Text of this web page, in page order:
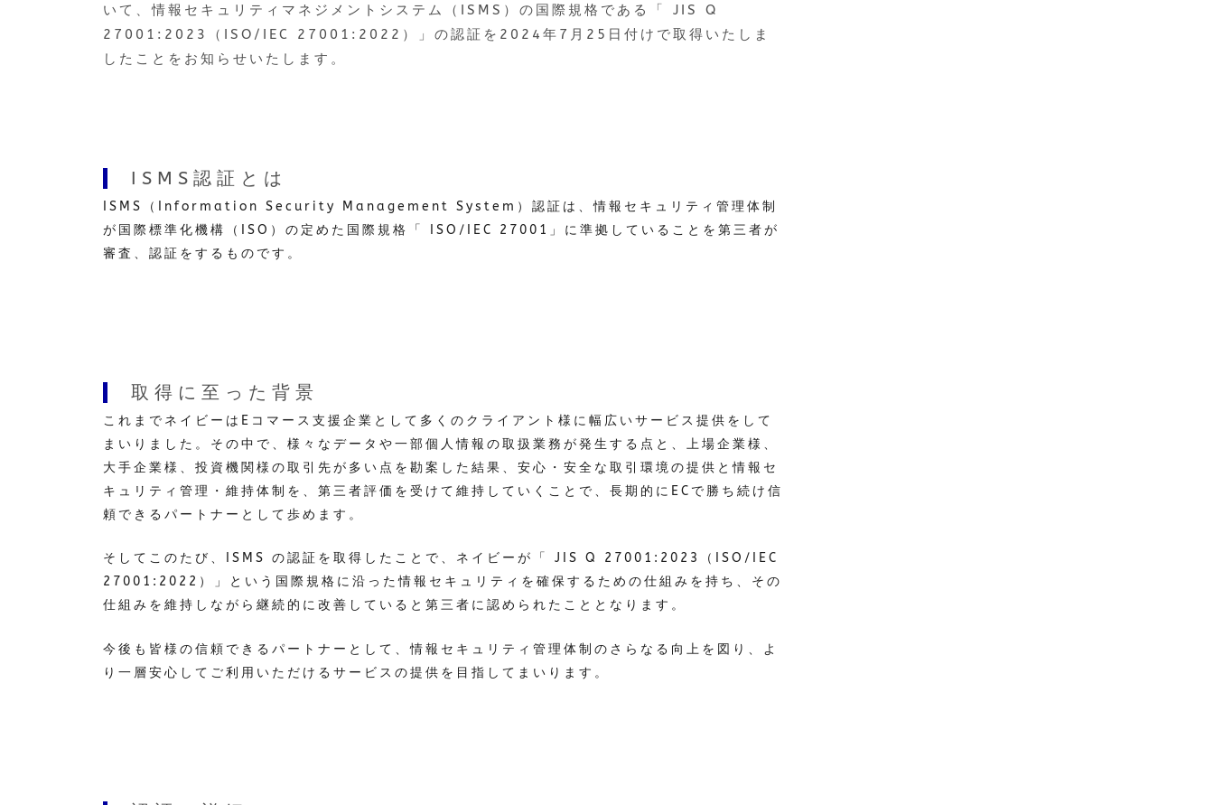
いて、情報セキュリティマネジメントシステム（ISMS）の国際規格である「 JIS Q
27001:2023（ISO/IEC 27001:2022）」の認証を2024年7月25日付けで取得いたしま
したことをお知らせいたします。
ISMS認証とは
ISMS（Information Security Management System）認証は、情報セキュリティ管理体制
が国際標準化機構（ISO）の定めた国際規格「 ISO/IEC 27001」に準拠していることを第三者が
審査、認証をするものです。
取得に至った背景
これまでネイビーはEコマース支援企業として多くのクライアント様に幅広いサービス提供をして
まいりました。その中で、様々なデータや一部個人情報の取扱業務が発生する点と、上場企業様、
大手企業様、投資機関様の取引先が多い点を勘案した結果、安心・安全な取引環境の提供と情報セ
キュリティ管理・維持体制を、第三者評価を受けて維持していくことで、長期的にECで勝ち続け信
頼できるパートナーとして歩めます。
そしてこのたび、ISMS の認証を取得したことで、ネイビーが「 JIS Q 27001:2023（ISO/IEC
27001:2022）」という国際規格に沿った情報セキュリティを確保するための仕組みを持ち、その
仕組みを維持しながら継続的に改善していると第三者に認められたこととなります。
今後も皆様の信頼できるパートナーとして、情報セキュリティ管理体制のさらなる向上を図り、よ
り一層安心してご利用いただけるサービスの提供を目指してまいります。